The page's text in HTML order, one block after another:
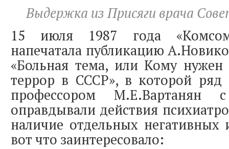
Выдержка из Присяги врача
15 июля 1987 года
напечатала публикацию
«Больная тема, или Кому нужен
террор в СССР», в которой ряд
профессором
оправдывали действия
наличие отдельных
вот что заинтересовало: